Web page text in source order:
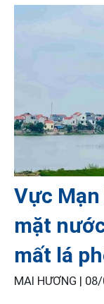
Vực
mặt
mất lá
MAI HƯƠNG |